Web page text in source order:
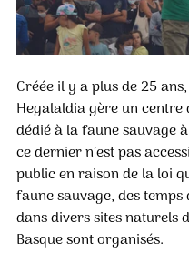
Créée il y a plus de 25
Hegalaldia gère un centre
dédié à la faune sauvage
ce dernier n’est pas
public en raison de la loi
faune sauvage, des temps
dans divers sites naturels
Basque sont organisés.